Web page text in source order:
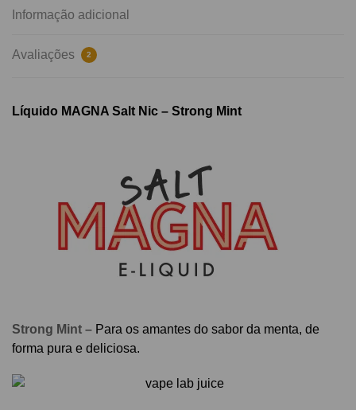
Informação adicional
Avaliações 2
Líquido MAGNA Salt Nic – Strong Mint
Strong Mint – Para os amantes do sabor da menta, de
forma pura e deliciosa.